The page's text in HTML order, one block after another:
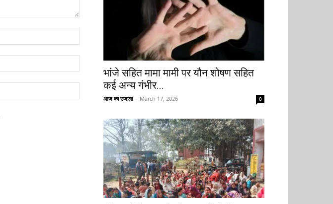
भांजे सहित मामा मामी पर यौन शोषण सहित
कई अन्य गंभीर...
आज का उजाला - March 17, 2026 0